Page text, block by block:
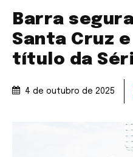
Barra
Santa Cruz
título da
4 de outubro de 2025